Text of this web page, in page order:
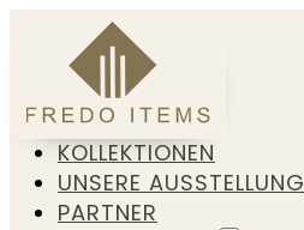
KOLLEKTIONEN
UNSERE AUSSTELLUNG
PARTNER